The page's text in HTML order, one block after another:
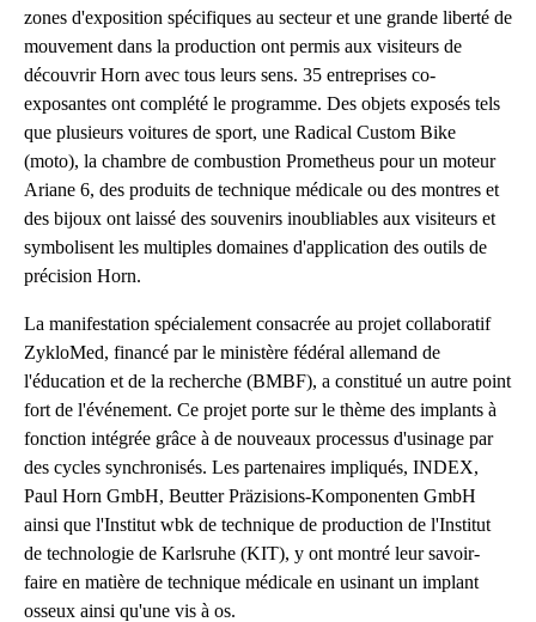
zones d'exposition spécifiques au secteur et une grande liberté de
mouvement dans la production ont permis aux visiteurs de
découvrir Horn avec tous leurs sens. 35 entreprises co-
exposantes ont complété le programme. Des objets exposés tels
que plusieurs voitures de sport, une Radical Custom Bike
(moto), la chambre de combustion Prometheus pour un moteur
Ariane 6, des produits de technique médicale ou des montres et
des bijoux ont laissé des souvenirs inoubliables aux visiteurs et
symbolisent les multiples domaines d'application des outils de
précision Horn.
La manifestation spécialement consacrée au projet collaboratif
ZykloMed, financé par le ministère fédéral allemand de
l'éducation et de la recherche (BMBF), a constitué un autre point
fort de l'événement. Ce projet porte sur le thème des implants à
fonction intégrée grâce à de nouveaux processus d'usinage par
des cycles synchronisés. Les partenaires impliqués, INDEX,
Paul Horn GmbH, Beutter Präzisions-Komponenten GmbH
ainsi que l'Institut wbk de technique de production de l'Institut
de technologie de Karlsruhe (KIT), y ont montré leur savoir-
faire en matière de technique médicale en usinant un implant
osseux ainsi qu'une vis à os.